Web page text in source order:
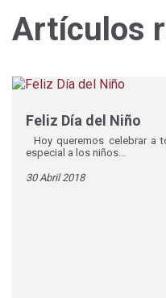
Artículos
Feliz Día del Niño
Hoy queremos celebrar a
especial a los niños...
30 Abril 2018